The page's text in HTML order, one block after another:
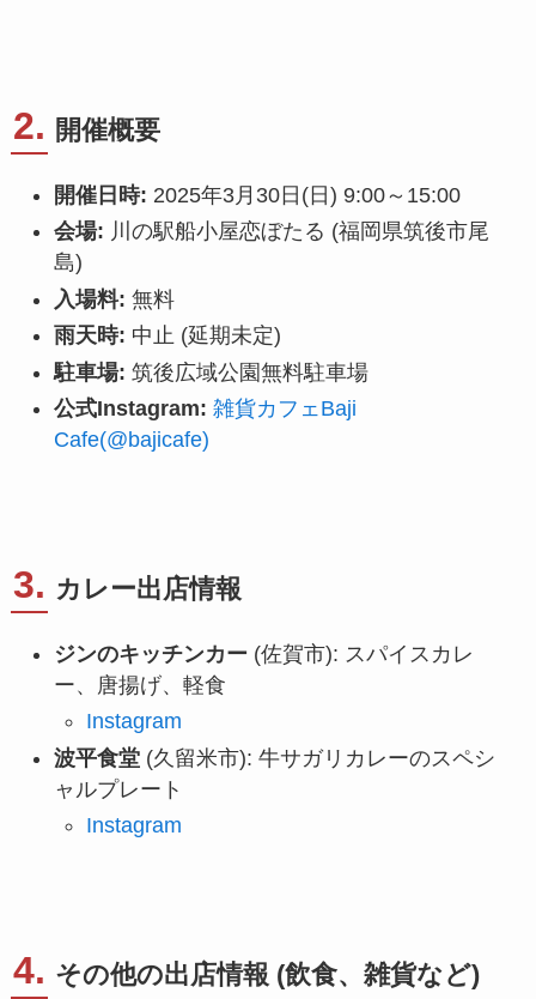
2. 開催概要
開催日時: 2025年3月30日(日) 9:00～15:00
会場: 川の駅船小屋恋ぼたる (福岡県筑後市尾
島)
入場料: 無料
雨天時: 中止 (延期未定)
駐車場: 筑後広域公園無料駐車場
公式Instagram: 雑貨カフェBaji
Cafe(@bajicafe)
3. カレー出店情報
ジンのキッチンカー (佐賀市): スパイスカレ
ー、唐揚げ、軽食
Instagram
波平食堂(久留米市): 牛サガリカレーのスペシ
ャルプレート
Instagram
4. その他の出店情報 (飲食、雑貨など)